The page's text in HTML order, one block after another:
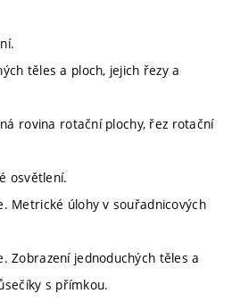
těles a ploch, jejich řezy a
rovina rotační plochy, řez rotační
osvětlení.
Metrické úlohy v souřadnicových
Zobrazení jednoduchých těles a
s přímkou.